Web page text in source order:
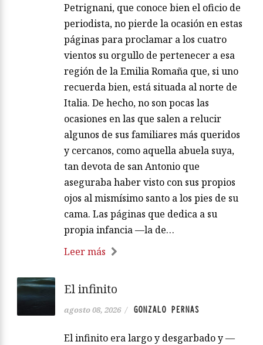
Petrignani, que conoce bien el oficio de
periodista, no pierde la ocasión en estas
páginas para proclamar a los cuatro
vientos su orgullo de pertenecer a esa
región de la Emilia Romaña que, si uno
recuerda bien, está situada al norte de
Italia. De hecho, no son pocas las
ocasiones en las que salen a relucir
algunos de sus familiares más queridos
y cercanos, como aquella abuela suya,
tan devota de san Antonio que
aseguraba haber visto con sus propios
ojos al mismísimo santo a los pies de su
cama. Las páginas que dedica a su
propia infancia —la de…
Leer más
El infinito
agosto 08, 2026 / GONZALO PERNAS
El infinito era largo y desgarbado y —